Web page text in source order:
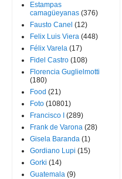
Estampas
camagüeyanas (376)
Fausto Canel (12)
Felix Luis Viera (448)
Félix Varela (17)
Fidel Castro (108)
Florencia Guglielmotti
(180)
Food (21)
Foto (10801)
Francisco I
(289)
Frank de Varona (28)
Gisela Baranda (1)
Gordiano Lupi (15)
Gorki (14)
Guatemala (9)